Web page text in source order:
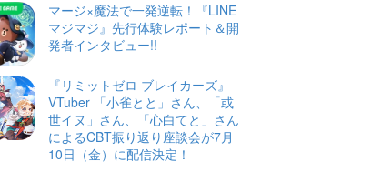
マージ×魔法で一発逆転！『LINE
マジマジ』先行体験レポート＆開
発者インタビュー!!
『リミットゼロ ブレイカーズ』
VTuber 「小雀とと」さん、「或
世イヌ」さん、「心白てと」さん
によるCBT振り返り座談会が7月
10日（金）に配信決定！